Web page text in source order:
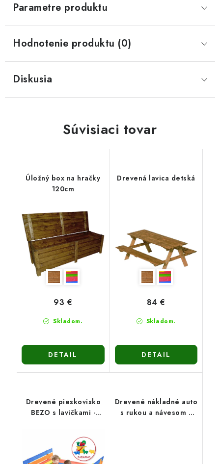
Parametre produktu
Hodnotenie produktu (0)
Diskusia
Súvisiaci tovar
Úložný box na hračky
120cm
Skladom.
93 €
DETAIL
Drevená lavica detská
Skladom.
84 €
DETAIL
Drevené pieskovisko
BEZO s lavičkami -
Drevené nákladné auto
s rukou a návesom s